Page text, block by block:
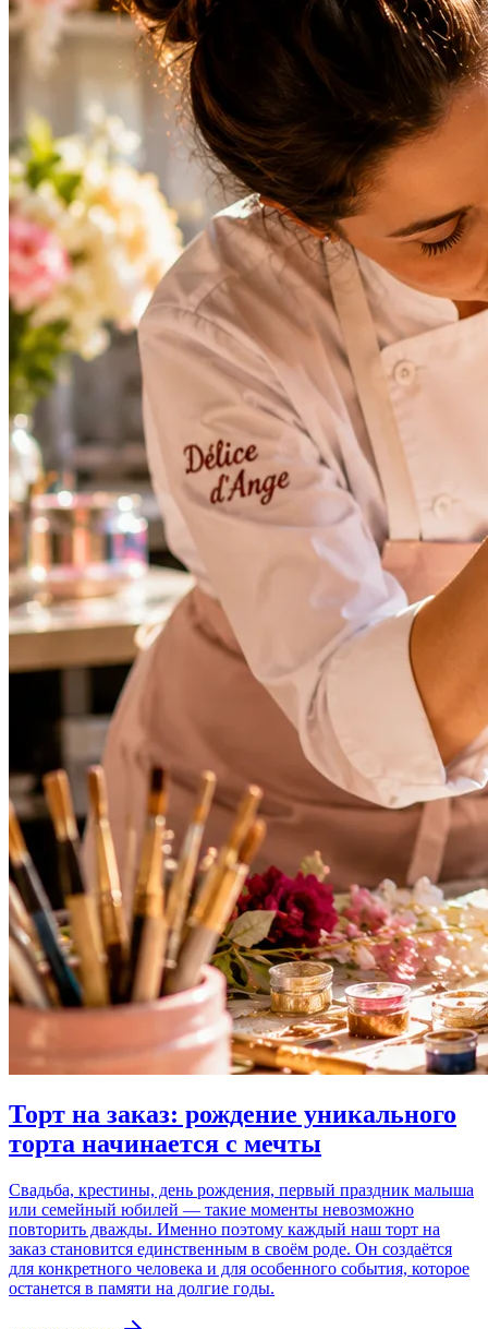
Торт на заказ: рождение уникального
торта начинается с мечты
Свадьба, крестины, день рождения, первый праздник малыша
или семейный юбилей — такие моменты невозможно
повторить дважды. Именно поэтому каждый наш торт на
заказ становится единственным в своём роде. Он создаётся
для конкретного человека и для особенного события, которое
останется в памяти на долгие годы.